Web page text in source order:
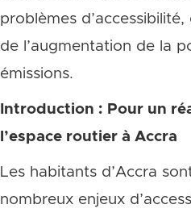
problèmes
de l’augmentation de la
émissions.
Introduction : Pour un
l’espace routier à Accra
Les habitants d’Accra
nombreux enjeux